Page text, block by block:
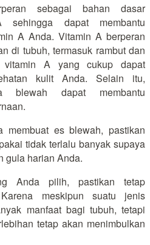
sebagai bahan dasar
sehingga dapat membantu
A Anda. Vitamin A berperan
di tubuh, termasuk rambut dan
vitamin A yang cukup dapat
kulit Anda. Selain itu,
blewah dapat membantu
membuat es blewah, pastikan
tidak terlalu banyak supaya
gula harian Anda.
Anda pilih, pastikan tetap
meskipun suatu jenis
manfaat bagi tubuh, tetapi
tetap akan menimbulkan